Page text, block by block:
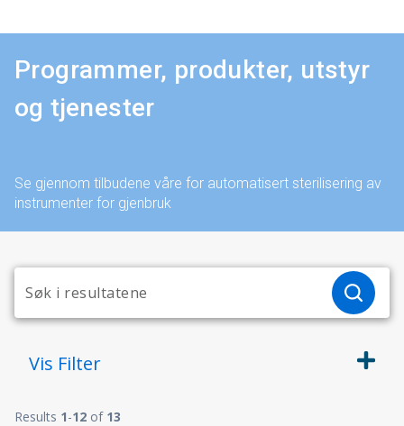
Programmer, produkter, utstyr
og tjenester
Se gjennom tilbudene våre for automatisert sterilisering av
instrumenter for gjenbruk
Vis Filter
Results 1-12 of 13